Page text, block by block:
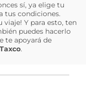
sí, ya elige tu
tus condiciones.
viaje! Y para esto, ten
puedes hacerlo
te apoyará de
Taxco.